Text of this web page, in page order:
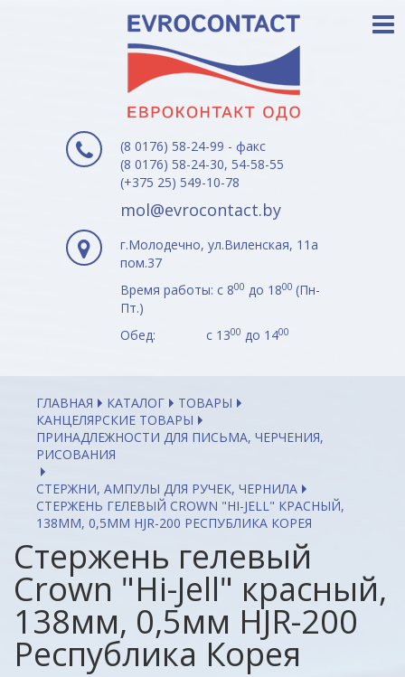
(8 0176) 58-24-99 - факс
(8 0176) 58-24-30, 54-58-55
(+375 25) 549-10-78
mol@evrocontact.by
г.Молодечно, ул.Виленская, 11а
пом.37
Время работы: с 800 до 1800 (Пн-
Пт.)
Обед: с 1300 до 1400
ГЛАВНАЯ КАТАЛОГ
ТОВАРЫ
КАНЦЕЛЯРСКИЕ ТОВАРЫ
ПРИНАДЛЕЖНОСТИ ДЛЯ ПИСЬМА, ЧЕРЧЕНИЯ,
РИСОВАНИЯ
СТЕРЖНИ, АМПУЛЫ ДЛЯ РУЧЕК, ЧЕРНИЛА
СТЕРЖЕНЬ ГЕЛЕВЫЙ CROWN "HI-JELL" КРАСНЫЙ,
138ММ, 0,5ММ HJR-200 РЕСПУБЛИКА КОРЕЯ
Стержень гелевый
Crown "Hi-Jell" красный,
138мм, 0,5мм HJR-200
Республика Корея